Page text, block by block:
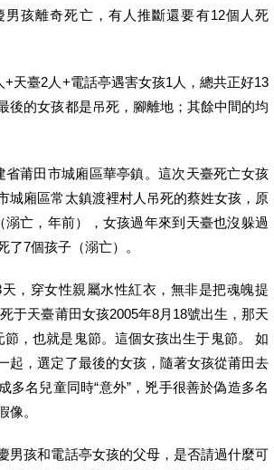
男孩離奇死亡，有人推斷還要有12個人死
+天臺2人+電話亭遇害女孩1人，總共正好13
後的女孩都是吊死，腳離地；其餘中間的均
省莆田市城廂區華亭鎮。這次天臺死亡女孩
城廂區常太鎮渡裡村人吊死的蔡姓女孩，原
溺亡，年前），女孩過年來到天臺也沒躲過
了7個孩子（溺亡）。
，穿女性親屬水性紅衣，無非是把魂魄提
于天臺莆田女孩2005年8月18號出生，那天
節，也就是鬼節。這個女孩出生于鬼節。 如
起，選定了最後的女孩，隨著女孩從莆田去
多名兒童同時“意外”，兇手很善於偽造多名
像。
男孩和電話亭女孩的父母，是否請過什麼可